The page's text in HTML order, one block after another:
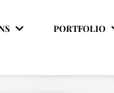
PORTFOLIO